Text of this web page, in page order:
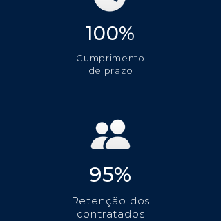
100%
Cumprimento
de prazo
95%
Retenção dos
contratados